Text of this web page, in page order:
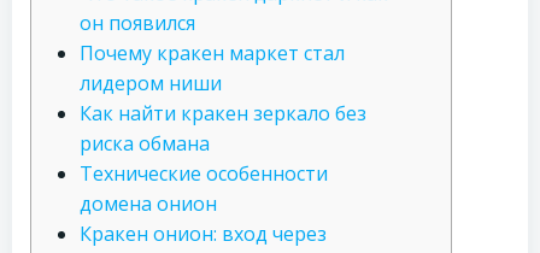
он появился
Почему кракен маркет стал
лидером ниши
Как найти кракен зеркало без
риска обмана
Технические особенности
домена онион
Кракен онион: вход через